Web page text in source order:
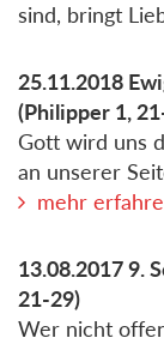
sind, bringt
25.11.2018
(Philipper 1,
Gott wird uns
an unserer
mehr
13.08.20179.
21-29)
Wer nicht